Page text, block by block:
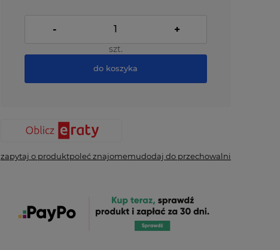
- +
szt.
do koszyka
zapytaj o produktpoleć znajomemudodaj do przechowalni